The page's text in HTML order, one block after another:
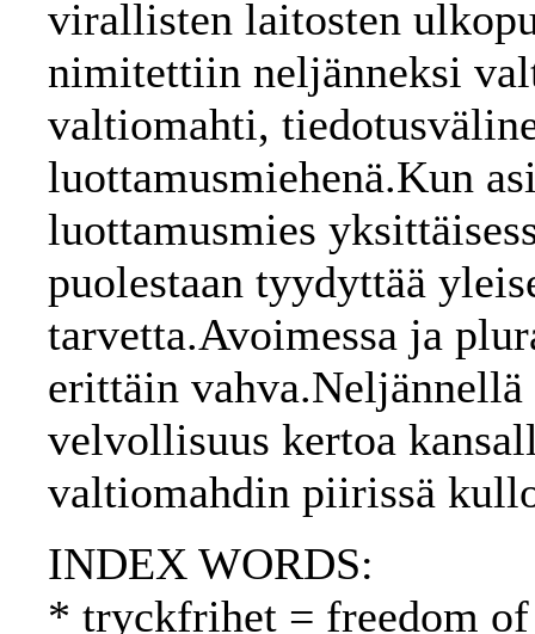
virallisten laitosten
nimitettiin neljänneksi
valtiomahti,
luottamusmiehenä.Kun
luottamusmies
puolestaan tyydyttää
tarvetta.Avoimessa ja
erittäin
velvollisuus kertoa
valtiomahdin piirissä
INDEX WORDS:
* tryckfrihet = freedom of